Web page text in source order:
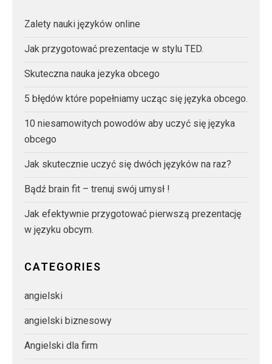
Zalety nauki języków online
Jak przygotować prezentacje w stylu TED.
Skuteczna nauka jezyka obcego
5 błędów które popełniamy ucząc się języka obcego.
10 niesamowitych powodów aby uczyć się języka
obcego
Jak skutecznie uczyć się dwóch języków na raz?
Bądź brain fit – trenuj swój umysł !
Jak efektywnie przygotować pierwszą prezentację
w języku obcym.
CATEGORIES
angielski
angielski biznesowy
Angielski dla firm